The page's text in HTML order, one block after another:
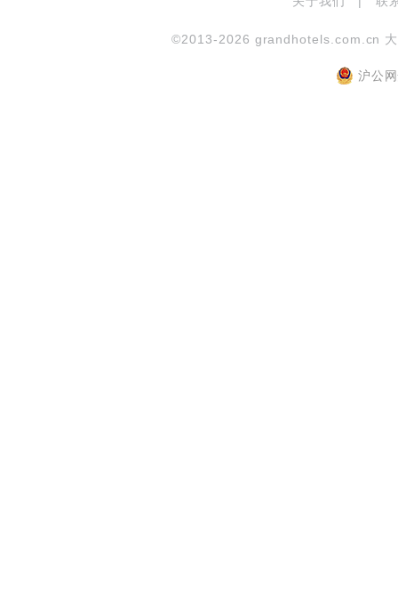
©2013-2026 grandhotels.com.cn
沪公